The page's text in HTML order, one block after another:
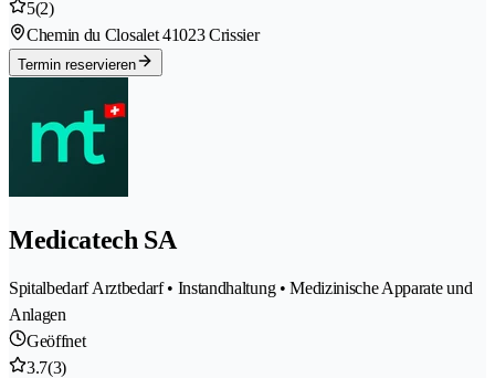
5(2)
Chemin du Closalet 41023 Crissier
Termin reservieren
Medicatech SA
Spitalbedarf Arztbedarf • Instandhaltung • Medizinische Apparate und
Anlagen
Geöffnet
3.7(3)